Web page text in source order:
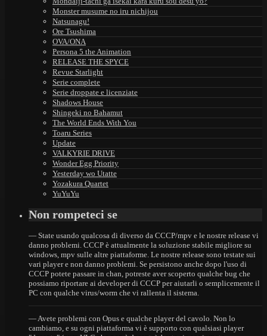
Monster musume no iru nichijou
Natsunagu!
Ore Tsushima
OVA/ONA
Persona 5 the Animation
RELEASE THE SPYCE
Revue Starlight
Serie complete
Serie droppate e licenziate
Shadows House
Shingeki no Bahamut
The World Ends With You
Toaru Series
Update
VALKYRIE DRIVE
Wonder Egg Priority
Yesterday wo Utatte
Yozakura Quartet
YuYuYu
Non rompeteci se
— State usando qualcosa di diverso da CCCP/mpv e le nostre release vi
danno problemi. CCCP è attualmente la soluzione stabile migliore su
windows, mpv sulle altre piattaforme. Le nostre release sono testate sui
vari player e non danno problemi. Se persistono anche dopo l'uso di
CCCP potete passare in chan, potreste aver scoperto qualche bug che
possiamo riportare ai developer di CCCP per aiutarli o semplicemente il
PC con qualche virus/worm che vi rallenta il sistema.
— Avete problemi con Opus e qualche player del cavolo. Non lo
cambiamo, e su ogni piattaforma vi è supporto con qualsiasi player